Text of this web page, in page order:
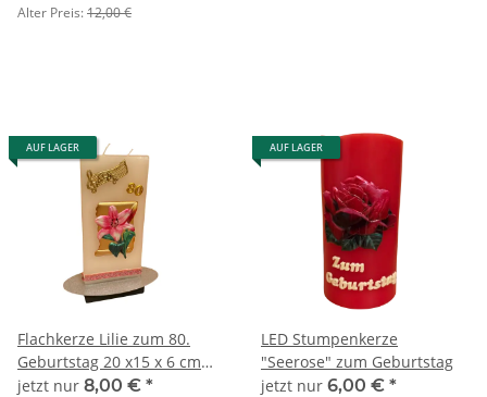
Alter Preis:12,00 €
AUF LAGER
Flachkerze Lilie zum 80.
Geburtstag 20 x15 x 6 cm
inkl. Ständer
jetzt nur 8,00 € *
AUF LAGER
LED Stumpenkerze
"Seerose" zum Geburtstag
jetzt nur 6,00 € *